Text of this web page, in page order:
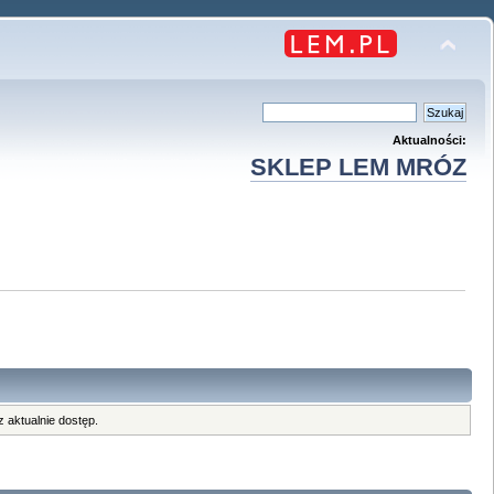
Aktualności:
SKLEP LEM MRÓZ
aktualnie dostęp.